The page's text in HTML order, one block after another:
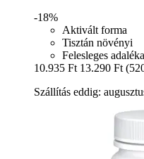
-18%
Aktivált forma
Tisztán növényi
Felesleges
10.935 Ft 13.290 Ft
Szállítás eddig: